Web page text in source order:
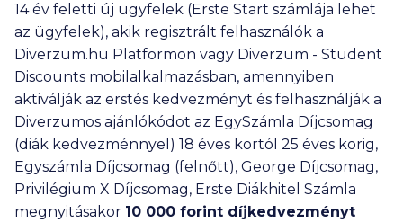
14 év feletti új ügyfelek (Erste Start számlája lehet
az ügyfelek), akik regisztrált felhasználók a
Diverzum.hu Platformon vagy Diverzum - Student
Discounts mobilalkalmazásban, amennyiben
aktiválják az erstés kedvezményt és felhasználják a
Diverzumos ajánlókódot az EgySzámla Díjcsomag
(diák kedvezménnyel) 18 éves kortól 25 éves korig,
Egyszámla Díjcsomag (felnőtt), George Díjcsomag,
Privilégium X Díjcsomag, Erste Diákhitel Számla
megnyitásakor 10 000 forint díjkedvezményt